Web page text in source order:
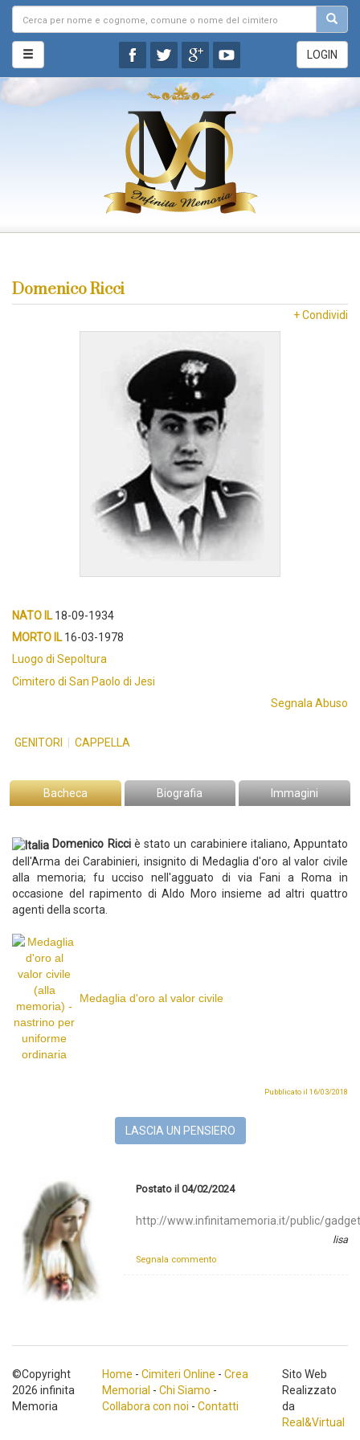
LOGIN
Domenico Ricci
+ Condividi
NATO IL18-09-1934
MORTO IL16-03-1978
Luogo di Sepoltura
Cimitero di San Paolo di Jesi
Segnala Abuso
GENITORI CAPPELLA
Bacheca Biografia Immagini
Domenico Ricciè stato un carabiniere italiano, Appuntato
dell'Arma dei Carabinieri, insignito di Medaglia d'oro al valor civile
alla memoria; fu ucciso nell'agguato di via Fani a Roma in
occasione del rapimento di Aldo Moro insieme ad altri quattro
agenti della scorta.
Medaglia d'oro al valor civile
Pubblicato il 16/03/2018
LASCIA UN PENSIERO
Postato il 04/02/2024
http://www.infinitamemoria.it/public/
lisa
Segnala commento
©Copyright
2026 infinita
Memoria
Home - Cimiteri Online - Crea
Memorial - Chi Siamo -
Collabora con noi - Contatti
Sito Web
Realizzato
da
Real&Virtual